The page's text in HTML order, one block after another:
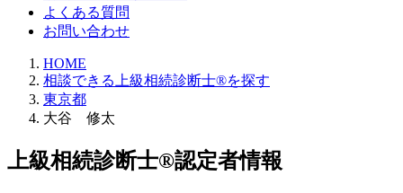
よくある質問
お問い合わせ
HOME
相談できる上級相続診断士®を探す
東京都
大谷 修太
上級相続診断士®認定者情報